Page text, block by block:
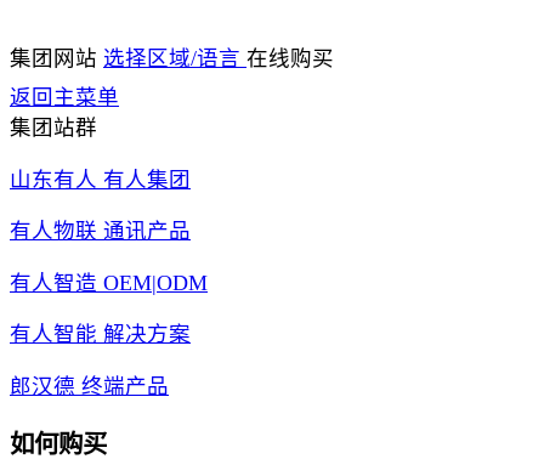
集团网站 选择区域/语言 在线购买
返回主菜单
集团站群
山东有人 有人集团
有人物联 通讯产品
有人智造 OEM|ODM
有人智能 解决方案
郎汉德 终端产品
如何购买